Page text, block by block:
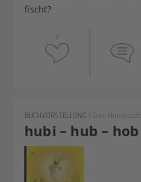
fischt?
7
hubi – hub – hob
BUCHVORSTELLUNG | Das